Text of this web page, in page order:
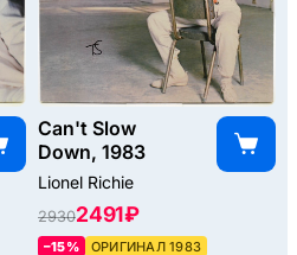
Can't Slow
Down, 1983
Lionel Richie
29302491 ₽
–15% ОРИГИНАЛ 1983